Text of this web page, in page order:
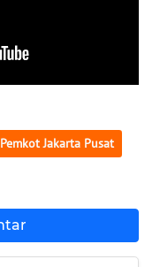
Pemkot Jakarta Pusat